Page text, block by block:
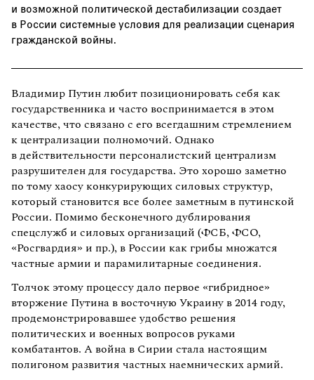
и возможной политической дестабилизации создает
в России системные условия для реализации сценария
гражданской войны.
Владимир Путин любит позиционировать себя как
государственника и часто воспринимается в этом
качестве, что связано с его всегдашним стремлением
к централизации полномочий. Однако
в действительности персоналистский централизм
разрушителен для государства. Это хорошо заметно
по тому хаосу конкурирующих силовых структур,
который становится все более заметным в путинской
России. Помимо бесконечного дублирования
спецслужб и силовых организаций (ФСБ, ФСО,
«Росгвардия» и пр.), в России как грибы множатся
частные армии и парамилитарные соединения.
Толчок этому процессу дало первое «гибридное»
вторжение Путина в восточную Украину в 2014 году,
продемонстрировавшее удобство решения
политических и военных вопросов руками
комбатантов. А война в Сирии стала настоящим
полигоном развития частных наемнических армий.